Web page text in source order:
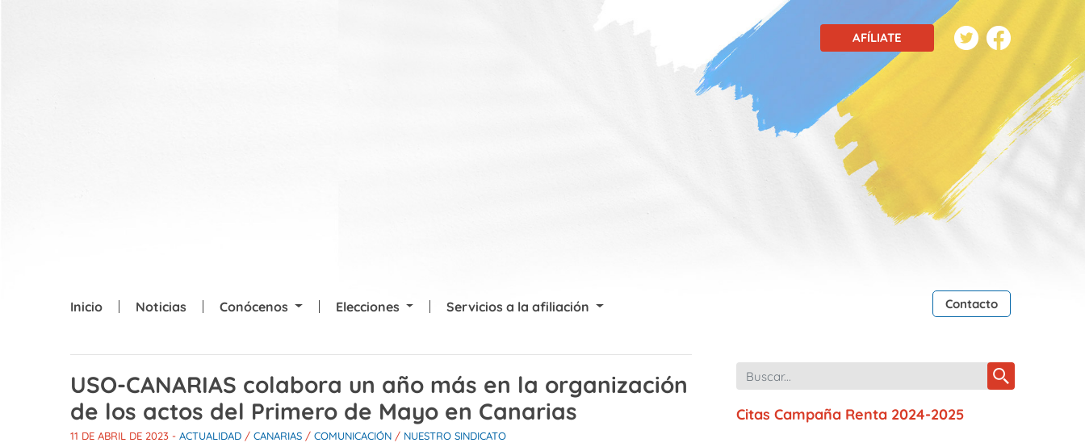
AFÍLIATE
Inicio Noticias Conócenos Elecciones Servicios a la afiliación Contacto
USO-CANARIAS colabora un año más en la organización
de los actos del Primero de Mayo en Canarias
11 DE ABRIL DE 2023 - ACTUALIDAD / CANARIAS / COMUNICACIÓN / NUESTRO SINDICATO
Citas Campaña Renta 2024-2025